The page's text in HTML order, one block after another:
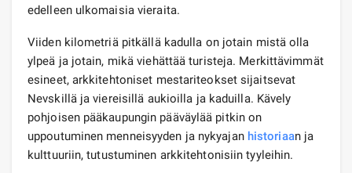
edelleen ulkomaisia ​​vieraita.
Viiden kilometriä pitkällä kadulla on jotain mistä olla
ylpeä ja jotain, mikä viehättää turisteja. Merkittävimmät
esineet, arkkitehtoniset mestariteokset sijaitsevat
Nevskillä ja viereisillä aukioilla ja kaduilla. Kävely
pohjoisen pääkaupungin pääväylää pitkin on
uppoutuminen menneisyyden ja nykyajan historiaan ja
kulttuuriin, tutustuminen arkkitehtonisiin tyyleihin.